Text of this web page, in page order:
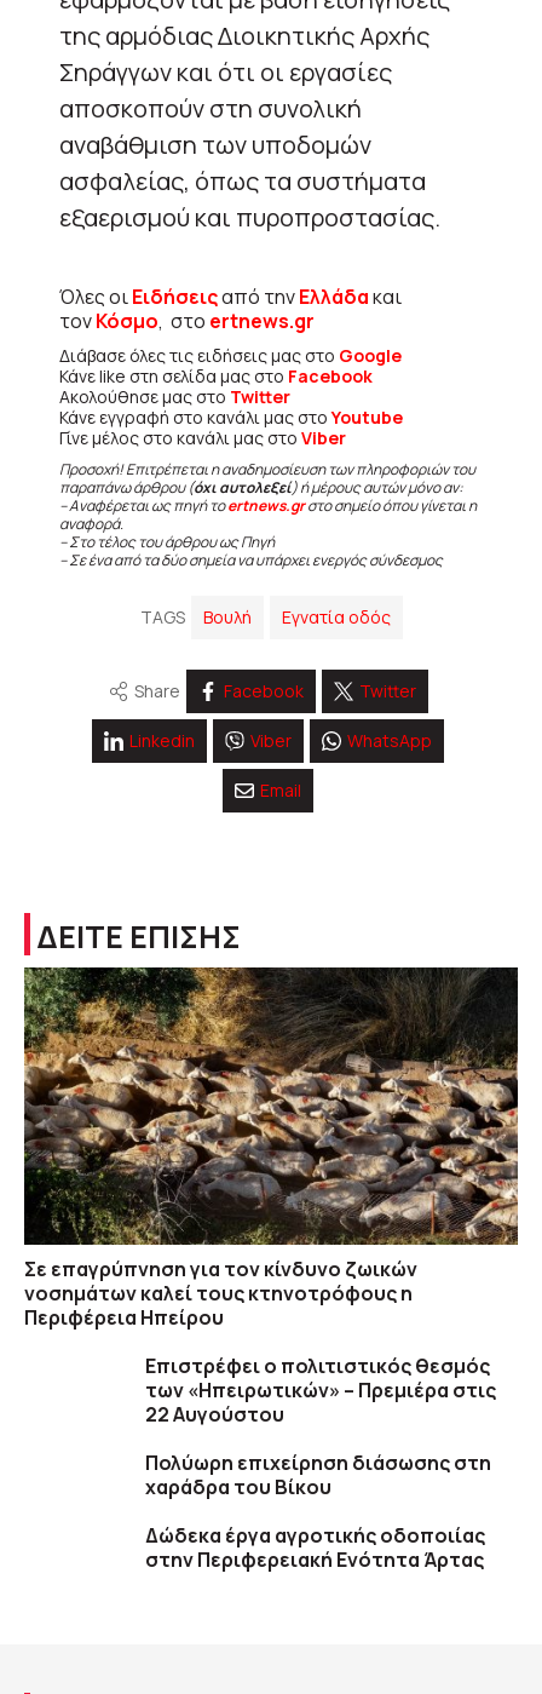
της αρμόδιας Διοικητικής Αρχής
Σηράγγων και ότι οι εργασίες
αποσκοπούν στη συνολική
αναβάθμιση των υποδομών
ασφαλείας, όπως τα συστήματα
εξαερισμού και πυροπροστασίας.
Όλες οιΕιδήσειςαπό τηνΕλλάδακαι
τονΚόσμο, στο ertnews.gr
Διάβασε όλες τις ειδήσεις μας στο Google
Κάνε like στη σελίδα μας στο Facebook
Ακολούθησε μας στο Twitter
Κάνε εγγραφή στο κανάλι μας στοYoutube
Γίνε μέλος στο κανάλι μας στο Viber
Προσοχή! Επιτρέπεται η αναδημοσίευση των πληροφοριών του
παραπάνω άρθρου (όχι αυτολεξεί) ή μέρους αυτών μόνο αν:
– Αναφέρεται ως πηγή τοertnews.grστο σημείο όπου γίνεται η
αναφορά.
– Στο τέλος του άρθρου ως Πηγή
– Σε ένα από τα δύο σημεία να υπάρχει ενεργός σύνδεσμος
TAGS Βουλή Εγνατία οδός
Share Facebook Twitter
Linkedin Viber WhatsApp
Email
ΔΕΙΤΕ ΕΠΙΣΗΣ
Σε επαγρύπνηση για τον κίνδυνο ζωικών
νοσημάτων καλεί τους κτηνοτρόφους η
Περιφέρεια Ηπείρου
Επιστρέφει ο πολιτιστικός θεσμός
των «Ηπειρωτικών» – Πρεμιέρα στις
22 Αυγούστου
Πολύωρη επιχείρηση διάσωσης στη
χαράδρα του Βίκου
Δώδεκα έργα αγροτικής οδοποιίας
στην Περιφερειακή Ενότητα Άρτας